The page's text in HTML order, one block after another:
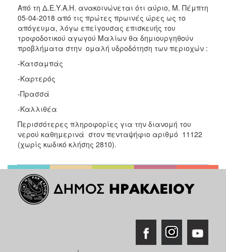
2012
2011
2010
2006
ΤΟΠΟΣ
ΠΟΛΙΤΙΣΜΟΣ
ΑΝΘΕΚΤΙΚΗ
ΠΟΛΗ
Από τη Δ.Ε.Υ.Α.Η. ανακοινώνεται ότι αύριο, Μ. Πέμπτη
05-04-2018 από τις πρώτες πρωινές ώρες ως το
απόγευμα, λόγω επείγουσας επισκευής του
τροφοδοτικού αγωγού Μαλίων θα δημιουργηθούν
προβλήματα στην ομαλή υδροδότηση των περιοχών :
-Κατσαμπάς
-Καρτερός
-Πρασσά
-Καλλιθέα
Περισσότερες πληροφορίες για την διανομή του
νερού καθημερινά στον πενταψήφιο αριθμό 11122
(χωρίς κωδικό κλήσης 2810).